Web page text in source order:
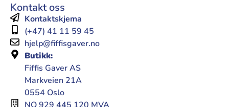
Kontakt oss
Kontaktskjema
(+47) 41 11 59 45
hjelp@fiffisgaver.no
Butikk:
Fiffis Gaver AS
Markveien 21A
0554 Oslo